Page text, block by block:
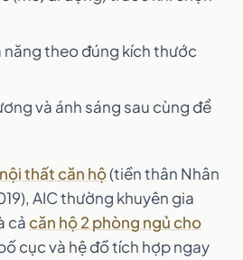
theo đúng kích thước
và ánh sáng sau cùng để
nội thất căn hộ(tiền thân Nhân
AIC thường khuyên gia
cảcăn hộ 2 phòng ngủ cho
cục và hệ đồ tích hợp ngay